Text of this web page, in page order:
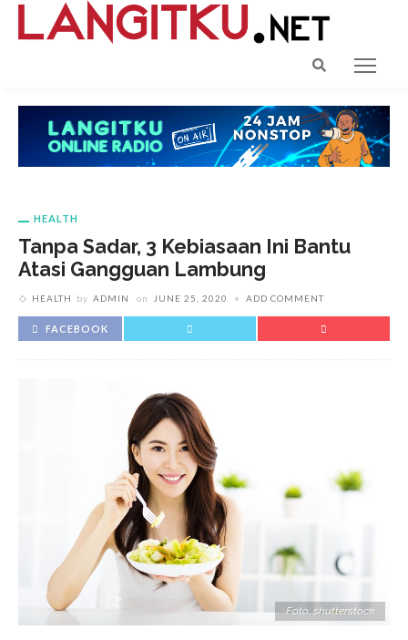
HEALTH
Tanpa Sadar, 3 Kebiasaan Ini Bantu
Atasi Gangguan Lambung
HEALTH by ADMIN on JUNE 25, 2020 ADD COMMENT
FACEBOOK
Foto: shutterstock